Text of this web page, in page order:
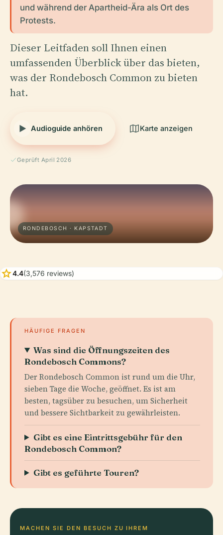
und während der Apartheid-Ära als Ort des
Protests.
Dieser Leitfaden soll Ihnen einen
umfassenden Überblick über das bieten,
was der Rondebosch Common zu bieten
hat.
Audioguide anhören Karte anzeigen
Geprüft April 2026
RONDEBOSCH · KAPSTADT
star4.4(3,576 reviews)
HÄUFIGE FRAGEN
Was sind die Öffnungszeiten des
Rondebosch Commons?
Der Rondebosch Common ist rund um die Uhr,
sieben Tage die Woche, geöffnet. Es ist am
besten, tagsüber zu besuchen, um Sicherheit
und bessere Sichtbarkeit zu gewährleisten.
Gibt es eine Eintrittsgebühr für den
Rondebosch Common?
Gibt es geführte Touren?
MACHEN SIE DEN BESUCH ZU IHREM